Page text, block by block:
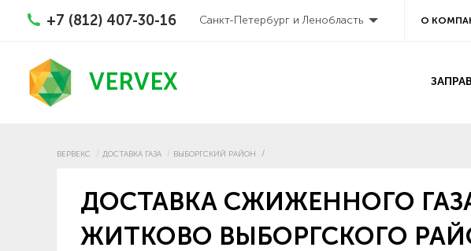
+7 (812) 407-30-16 Санкт-Петербург и Ленобласть О
VERVEX
ВЕРВЕКС ДОСТАВКА ГАЗА ВЫБОРГСКИЙ РАЙОН
ДОСТАВКА СЖИЖЕННОГО
ЖИТКОВО ВЫБОРГСКОГО